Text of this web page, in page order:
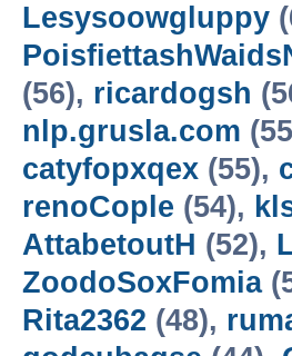
Lesysoowgluppy
(56), ricardogsh
nlp.grusla.com
catyfopxqex (55),
renoCople (54),
AttabetoutH (52),
ZoodoSoxFomia
Rita2362 (48),